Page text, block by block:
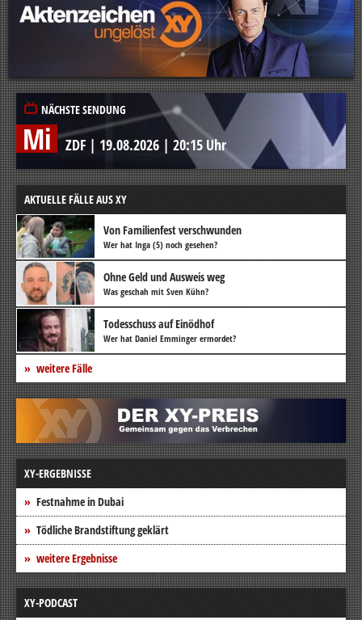
NÄCHSTE SENDUNG
Mi ZDF | 19.08.2026 | 20:15 Uhr
AKTUELLE FÄLLE AUS XY
Von Familienfest verschwunden
Wer hat Inga (5) noch gesehen?
Ohne Geld und Ausweis weg
Was geschah mit Sven Kühn?
Todesschuss auf Einödhof
Wer hat Daniel Emminger ermordet?
weitere Fälle
XY-ERGEBNISSE
Festnahme in Dubai
Tödliche Brandstiftung geklärt
weitere Ergebnisse
XY-PODCAST